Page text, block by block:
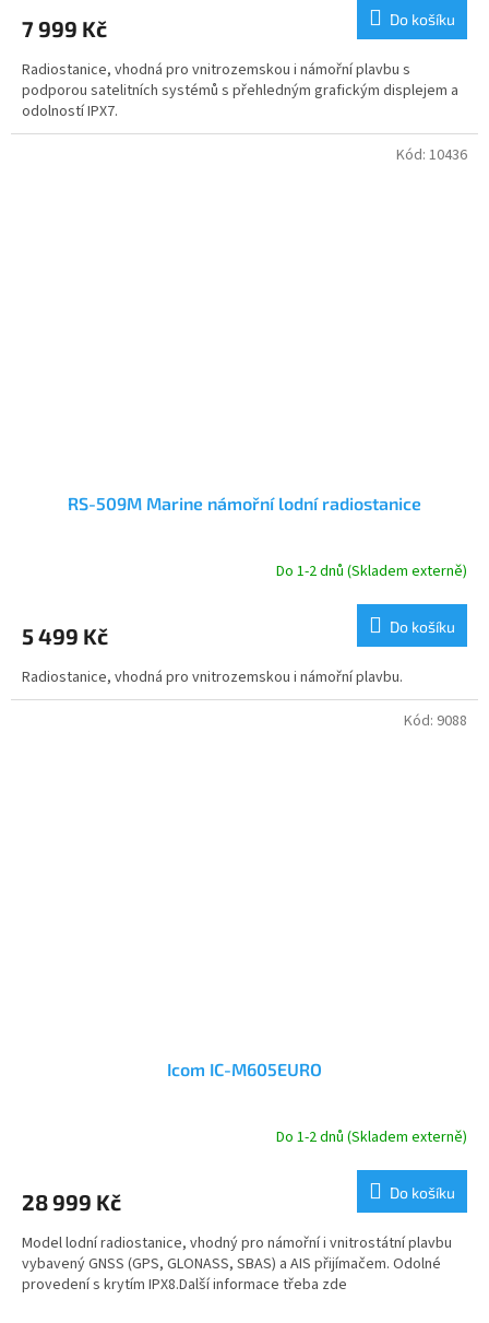
7 999 Kč Do košíku
Radiostanice, vhodná pro vnitrozemskou i námořní plavbu s
podporou satelitních systémů s přehledným grafickým displejem a
odolností IPX7.
RS-509M Marine námořní lodní radiostanice
Do 1-2 dnů (Skladem externě)
5 499 Kč Do košíku
Radiostanice, vhodná pro vnitrozemskou i námořní plavbu.
Kód: 10436
Icom IC-M605EURO
Do 1-2 dnů (Skladem externě)
28 999 Kč Do košíku
Model lodní radiostanice, vhodný pro námořní i vnitrostátní plavbu
vybavený GNSS (GPS, GLONASS, SBAS) a AIS přijímačem. Odolné
provedení s krytím IPX8.Další informace třeba zde
Kód: 9088